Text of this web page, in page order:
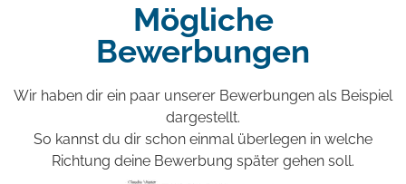
Mögliche
Bewerbungen
Wir haben dir ein paar unserer Bewerbungen als Beispiel
dargestellt.
So kannst du dir schon einmal überlegen in welche
Richtung deine Bewerbung später gehen soll.